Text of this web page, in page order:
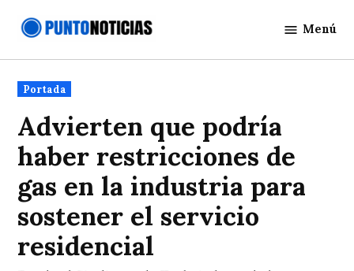
Noticias
Menú
Publicado
en
Portada
Advierten que podría
haber restricciones de
gas en la industria para
sostener el servicio
residencial